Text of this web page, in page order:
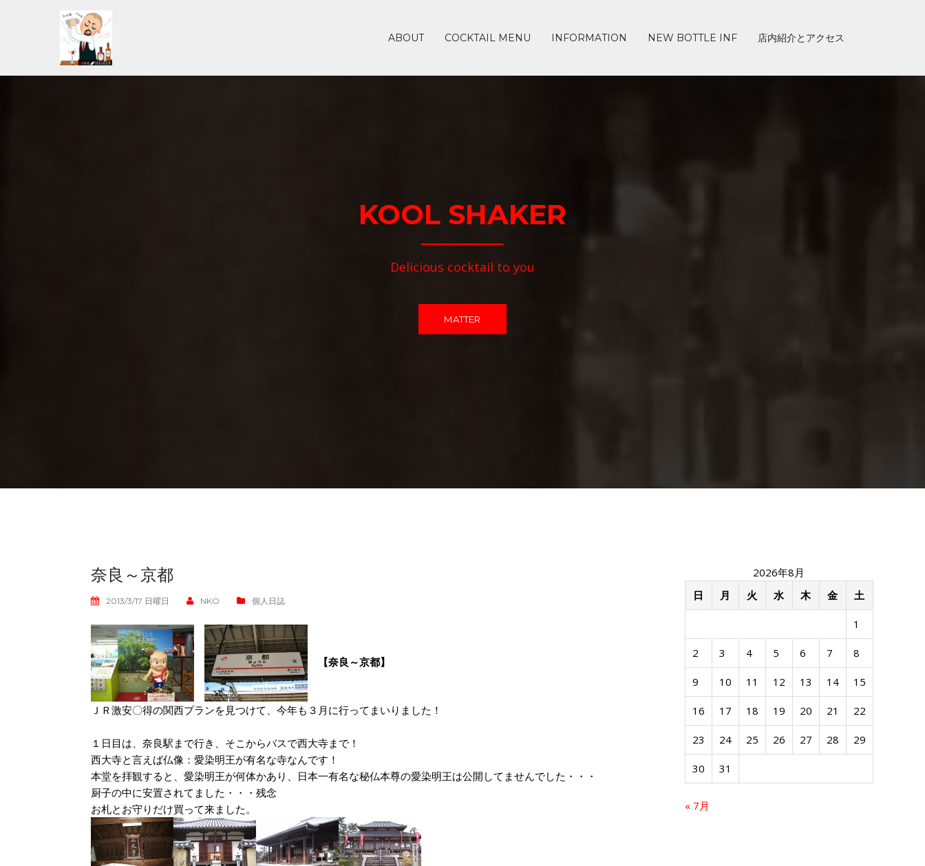
ツ
ABOUT COCKTAIL MENU INFORMATION NEW BOTTLE INF 店内紹介とアクセス
KOOL SHAKER
Delicious cocktail to you
MATTER
奈良～京都
2013/3/17 日曜日 NKO 個人日誌
【奈良～京都】
ＪＲ激安〇得の関西プランを見つけて、今年も３月に行ってまいりました！
１日目は、奈良駅まで行き、そこからバスで西大寺まで！
西大寺と言えば仏像：愛染明王が有名な寺なんです！
本堂を拝観すると、愛染明王が何体かあり、日本一有名な秘仏本尊の愛染明王は公開してませんでした・・・
厨子の中に安置されてました・・・残念
お札とお守りだけ買って来ました。
2026年8月
日
月 火 水 木 金 土
1
2 3 4 5 6 7 8
9 10 11 12 13 14 15
16 17 18 19 20 21 22
23 24 25 26 27 28 29
30 31
« 7月